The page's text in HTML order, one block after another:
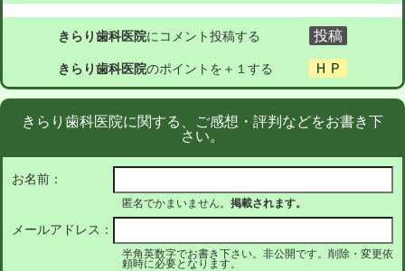
きらり歯科医院にコメント投稿する
きらり歯科医院のポイントを＋１する
きらり歯科医院に関する、ご感想・評判などをお書き下
さい。
お名前：
匿名でかまいません。 掲載されます。
メールアドレス：
半角英数字でお書き下さい。非公開です。削除・変更依
頼時に必要となります。